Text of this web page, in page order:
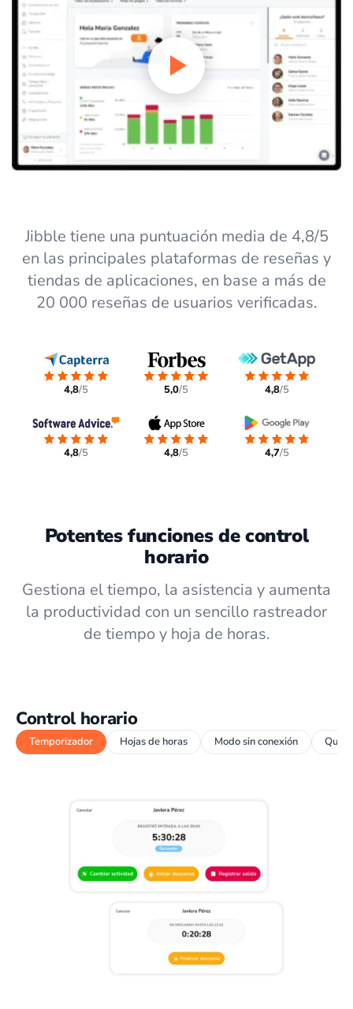
Jibble tiene una puntuación media de 4,8/5
en las principales plataformas de reseñas y
tiendas de aplicaciones, en base a más de
20 000 reseñas de usuarios verificadas.
4,8/5 5,0/5 4,8/5
4,8/5 4,8/5 4,7/5
Potentes funciones de control
horario
Gestiona el tiempo, la asistencia y aumenta
la productividad con un sencillo rastreador
de tiempo y hoja de horas.
Control horario
Temporizador Hojas de horas Modo sin conexión